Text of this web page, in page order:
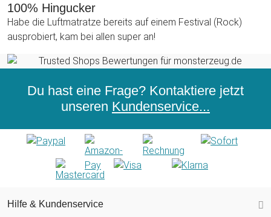
100% Hingucker
Habe die Luftmatratze bereits auf einem Festival (Rock)
ausprobiert, kam bei allen super an!
Du hast eine Frage? Kontaktiere jetzt
unseren Kundenservice...
Hilfe & Kundenservice